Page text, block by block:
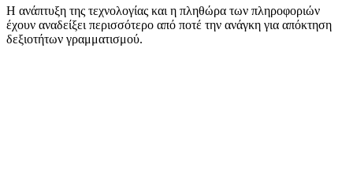
Η ανάπτυξη της τεχνολογίας και η πληθώρα των πληροφοριών
έχουν αναδείξει περισσότερο από ποτέ την ανάγκη για απόκτηση
δεξιοτήτων γραμματισμού.